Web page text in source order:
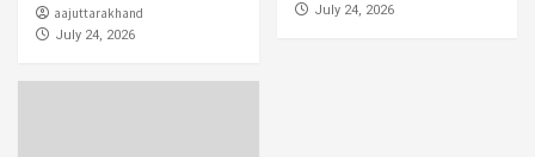
aajuttarakhand
July 24, 2026
July 24, 2026